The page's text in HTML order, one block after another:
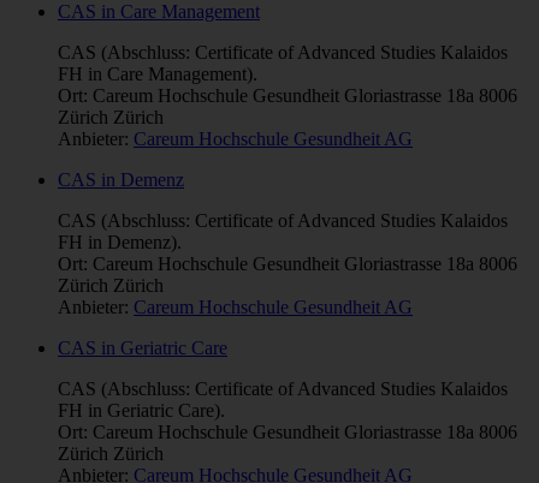
CAS in Care Management
CAS (Abschluss: Certificate of Advanced Studies Kalaidos
FH in Care Management).
Ort: Careum Hochschule Gesundheit Gloriastrasse 18a 8006
Zürich Zürich
Anbieter: Careum Hochschule Gesundheit AG
CAS in Demenz
CAS (Abschluss: Certificate of Advanced Studies Kalaidos
FH in Demenz).
Ort: Careum Hochschule Gesundheit Gloriastrasse 18a 8006
Zürich Zürich
Anbieter: Careum Hochschule Gesundheit AG
CAS in Geriatric Care
CAS (Abschluss: Certificate of Advanced Studies Kalaidos
FH in Geriatric Care).
Ort: Careum Hochschule Gesundheit Gloriastrasse 18a 8006
Zürich Zürich
Anbieter: Careum Hochschule Gesundheit AG